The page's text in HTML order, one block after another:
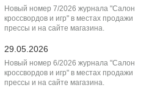
Новый номер 7/2026 журнала "Салон
кроссвордов и игр" в местах продажи
прессы и на сайте магазина.
29.05.2026
Новый номер 6/2026 журнала "Салон
кроссвордов и игр" в местах продажи
прессы и на сайте магазина.